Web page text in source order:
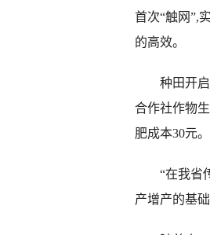
首次“触网”,
的高效。
种田开启“
合作社作物
肥成本30元。
“在我省传
产增产的基